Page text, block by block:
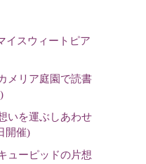
イスウィートピア
メリア庭園で読書
いを運ぶしあわせ
開催)
ューピッドの片想